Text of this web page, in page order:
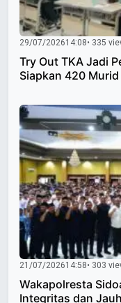
29/07/202614:08• 335
Try Out TKA Jadi
Siapkan 420
21/07/202614:58• 303
Wakapolresta
Integritas dan